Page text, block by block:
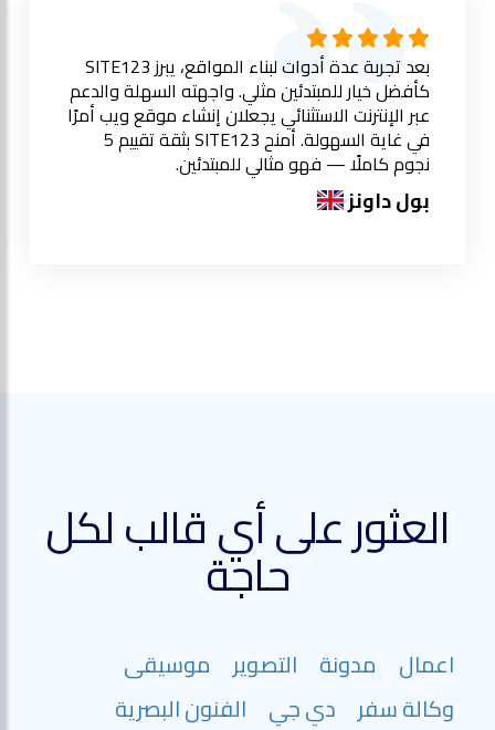
بعد تجربة عدة أدوات لبناء المواقع، يبرز SITE123
كأفضل خيار للمبتدئين مثلي. واجهته السهلة والدعم
عبر الإنترنت الاستثنائي يجعلان إنشاء موقع ويب أمرًا
في غاية السهولة. أمنح SITE123 بثقة تقييم 5
نجوم كاملًا — فهو مثالي للمبتدئين.
بول داونز
العثور على أي قالب لكل
حاجة
اعمال مدونة التصوير موسيقى
وكالة سفر دي جي الفنون البصرية